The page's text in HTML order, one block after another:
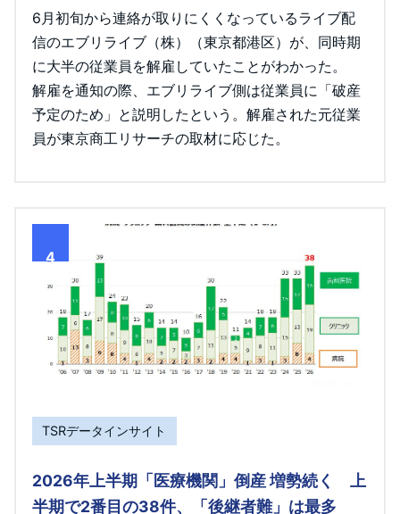
6月初旬から連絡が取りにくくなっているライブ配
信のエブリライブ（株）（東京都港区）が、同時期
に大半の従業員を解雇していたことがわかった。
解雇を通知の際、エブリライブ側は従業員に「破産
予定のため」と説明したという。解雇された元従業
員が東京商工リサーチの取材に応じた。
4
TSRデータインサイト
2026年上半期「医療機関」倒産 増勢続く 上
半期で2番目の38件、「後継者難」は最多